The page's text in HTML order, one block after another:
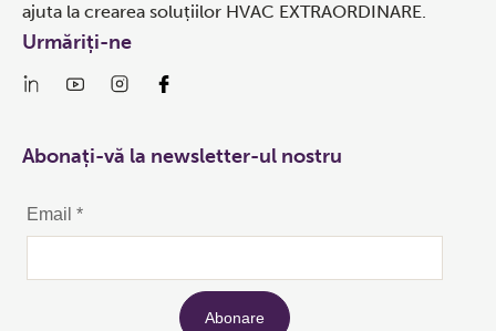
ajuta la crearea soluțiilor HVAC EXTRAORDINARE.
Urmăriți-ne
Abonați-vă la newsletter-ul nostru